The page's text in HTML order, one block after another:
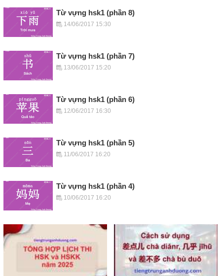
Từ vựng hsk1 (phần 8)
14/06/2017 15:30
Từ vựng hsk1 (phần 7)
13/06/2017 15:20
Từ vựng hsk1 (phần 6)
12/06/2017 16:30
Từ vựng hsk1 (phần 5)
11/06/2017 16:20
Từ vựng hsk1 (phần 4)
10/06/2017 16:20